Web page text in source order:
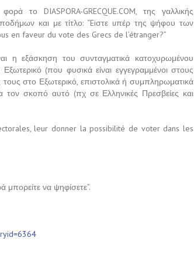
το DIASPORA-GRECQUE.COM, της γαλλικής
και με τίτλο: “Eiστε uπέρ της ψήφoυ των
en faveur du vote des Grecs de l’étranger?”
η εξάσκηση του συνταγματικά κατοχυρωμένου
(που φυσικά είναι εγγεγραμμένοι στους
στο Εξωτερικό, επιστολικά ή συμπληρωματικά
τον σκοπό αυτό (πχ σε Ελληνικές Πρεσβείες και
leur donner la possibilité de voter dans les
μπορείτε να ψηφίσετε”.